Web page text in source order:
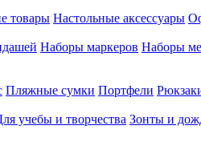
товары Настольные аксессуары
Наборы маркеров Наборы
Пляжные сумки Портфели
учебы и творчества Зонты и